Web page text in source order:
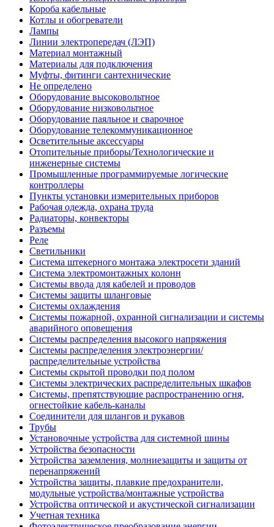
Короба кабельные
Котлы и обогреватели
Лампы
Линии электропередач (ЛЭП)
Материал монтажный
Материалы для подключения
Муфты, фитинги сантехнические
Не определено
Оборудование высоковольтное
Оборудование низковольтное
Оборудование паяльное и сварочное
Оборудование телекоммуникационное
Осветительные аксессуары
Отопительные приборы/Технологические и
инженерные системы
Промышленные программируемые логические
контроллеры
Пункты установки измерительных приборов
Рабочая одежда, охрана труда
Радиаторы, конвекторы
Разъемы
Реле
Светильники
Система штекерного монтажа электросети зданий
Система электромонтажных колонн
Системы ввода для кабелей и проводов
Системы защиты шланговые
Системы охлаждения
Системы пожарной, охранной сигнализации и системы
аварийного оповещения
Системы распределения высокого напряжения
Системы распределения электроэнергии/
распределительные устройства
Системы скрытой проводки под полом
Системы электрических распределительных шкафов
Системы, препятствующие распространению огня,
огнестойкие кабель-каналы
Соединители для шлангов и рукавов
Трубы
Установочные устройства для системной шины
Устройства безопасности
Устройства заземления, молниезащиты и защиты от
перенапряжений
Устройства защиты, плавкие предохранители,
модульные устройства/монтажные устройства
Устройства оптической и акустической сигнализации
Учетная техника